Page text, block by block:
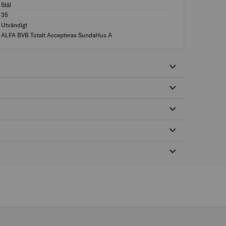
Stål
35
Utvändigt
ALFA BVB Totalt Accepteras SundaHus A